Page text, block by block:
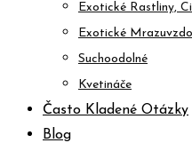
Exotické Rastliny,
Exotické
Suchoodolné
Kvetináče
Často Kladené Otázky
Blog